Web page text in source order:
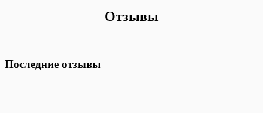
Отзывы
Последние отзывы